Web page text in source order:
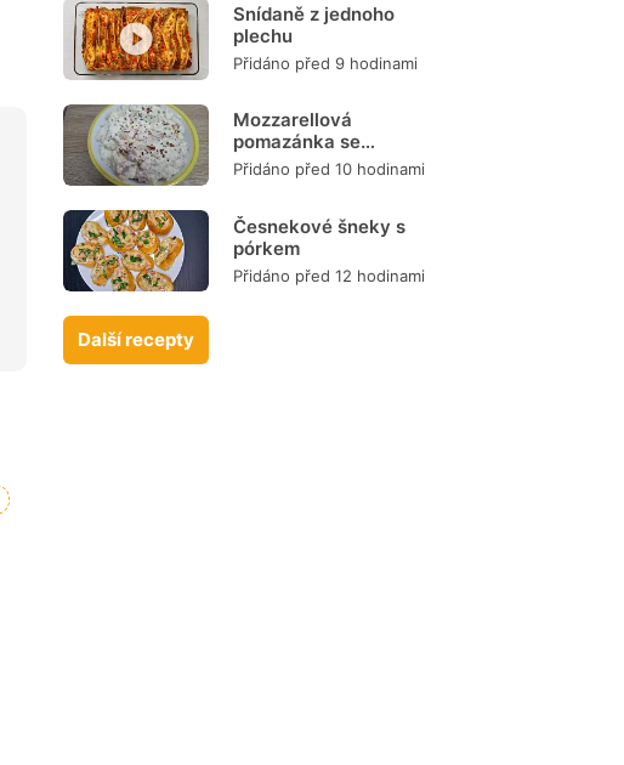
Snídaně z jednoho
plechu
Přidáno před 9 hodinami
Mozzarellová
pomazánka se
šunkou
Přidáno před 10 hodinami
Česnekové šneky s
pórkem
Přidáno před 12 hodinami
Další recepty